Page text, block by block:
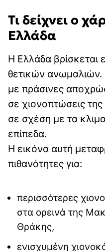
Τι δείχνει ο
Ελλάδα
Η Ελλάδα βρίσκεται
θετικών ανωμαλιών.
με πράσινες
σε χιονοπτώσεις
σε σχέση με τα
επίπεδα.
Η εικόνα αυτή
πιθανότητες για:
περισσότερες
στα ορεινά της
Θράκης,
ενισχυμένη